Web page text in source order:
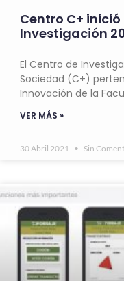
Centro C+
Investigación
El Centro de
Sociedad (C+)
Innovación de la
VER MÁS »
30 Abril 2021 Sin